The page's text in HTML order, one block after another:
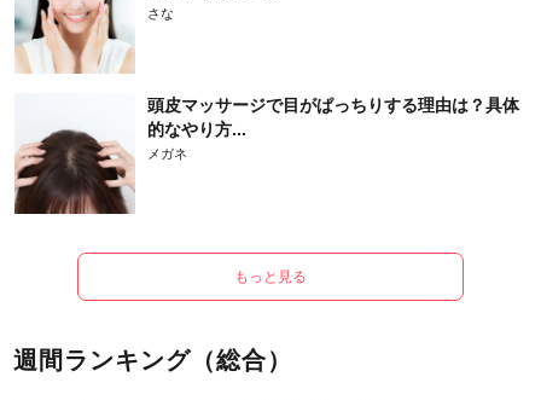
さな
頭皮マッサージで目がぱっちりする理由は？具体
的なやり方...
メガネ
もっと見る
週間ランキング（総合）